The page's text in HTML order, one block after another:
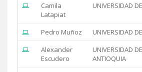
Camila
Latapiat
UNIVERSIDAD
Pedro Muñoz UNIVERSIDAD
Alexander
Escudero
UNIVERSIDAD DE
ANTIOQUIA